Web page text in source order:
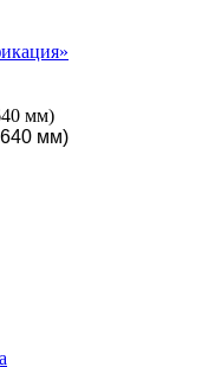
мм)
мм)